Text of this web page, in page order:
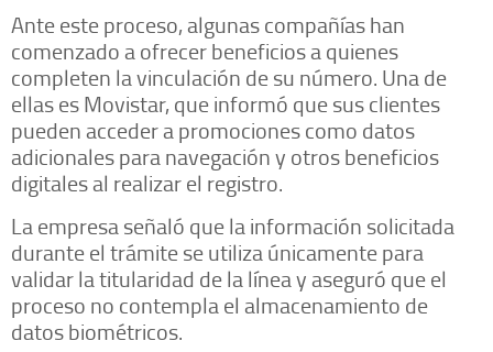
Ante este proceso, algunas compañías han
comenzado a ofrecer beneficios a quienes
completen la vinculación de su número. Una de
ellas es Movistar, que informó que sus clientes
pueden acceder a promociones como datos
adicionales para navegación y otros beneficios
digitales al realizar el registro.
La empresa señaló que la información solicitada
durante el trámite se utiliza únicamente para
validar la titularidad de la línea y aseguró que el
proceso no contempla el almacenamiento de
datos biométricos.